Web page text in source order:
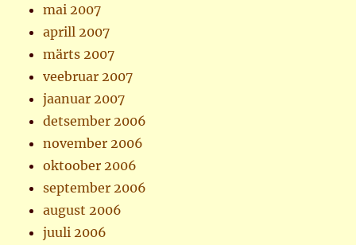
mai 2007
aprill 2007
märts 2007
veebruar 2007
jaanuar 2007
detsember 2006
november 2006
oktoober 2006
september 2006
august 2006
juuli 2006